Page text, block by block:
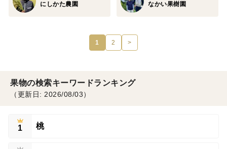
にしかた農園 なかい果樹園
1 2 >
果物の検索キーワードランキング
（更新日: 2026/08/03）
1 桃